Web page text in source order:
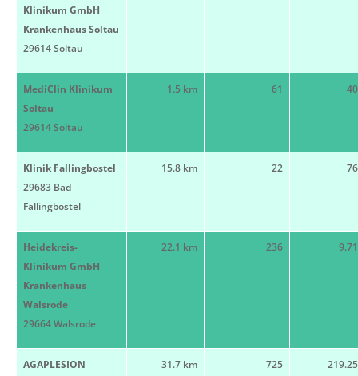
Klinikum GmbH
Krankenhaus Soltau
29614 Soltau
MediClin Klinikum
Soltau
29614 Soltau
1.5 km 61
Klinik Fallingbostel
29683 Bad
Fallingbostel
15.8 km 22
Heidekreis-
Klinikum GmbH
Krankenhaus
Walsrode
29664 Walsrode
22.1 km 236
AGAPLESION
31.7 km 725